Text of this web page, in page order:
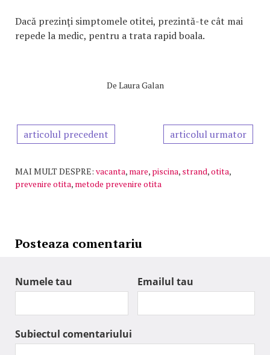
Dacă prezinţi simptomele otitei, prezintă-te cât mai
repede la medic, pentru a trata rapid boala.
De Laura Galan
articolul precedent articolul urmator
MAI MULT DESPRE: vacanta, mare, piscina, strand,otita,
prevenire otita, metode prevenire otita
Posteaza comentariu
Numele tau Emailul tau
Subiectul comentariului